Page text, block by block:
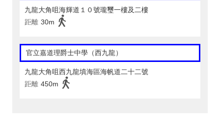
九龍大角咀海輝道１０號瓏璽一樓及二樓
距離 30m
官立嘉道理爵士中學（西九龍）
九龍大角咀西九龍填海區海帆道二十二號
距離 450m